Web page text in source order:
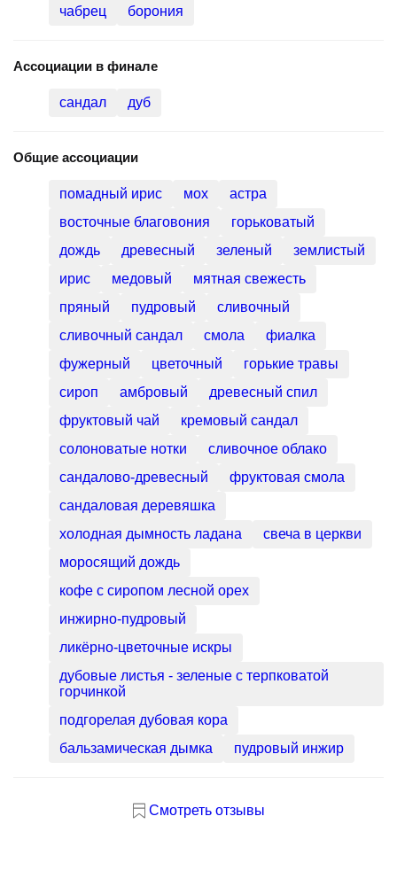
Ассоциации в финале
сандал дуб
Общие ассоциации
помадный ирис мох астра
восточные благовония
горьковатый
дождь древесный
зеленый
землистый
ирис медовый
мятная свежесть
пряный
пудровый сливочный
сливочный сандал
смола
фиалка фужерный
цветочный
горькие травы
сироп амбровый
древесный спил
фруктовый чай
кремовый сандал
солоноватые нотки
сливочное облако
сандалово-древесный
фруктовая смола
сандаловая деревяшка
холодная дымность ладана
свеча в церкви
моросящий дождь
кофе с сиропом лесной орех
инжирно-пудровый
ликёрно-цветочные искры
дубовые листья - зеленые с терпковатой горчинкой
подгорелая дубовая кора
пудровый инжир
Смотреть отзывы